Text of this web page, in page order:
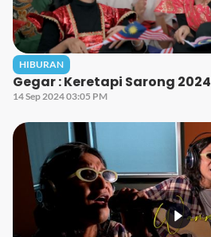
HIBURAN
Gegar : Keretapi Sarong 2024
14 Sep 2024 03:05 PM